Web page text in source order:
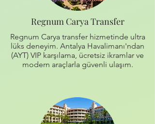
Regnum Carya Transfer
Regnum Carya transfer hizmetinde ultra
lüks deneyim. Antalya Havalimanı'ndan
(AYT) VIP karşılama, ücretsiz ikramlar ve
modern araçlarla güvenli ulaşım.